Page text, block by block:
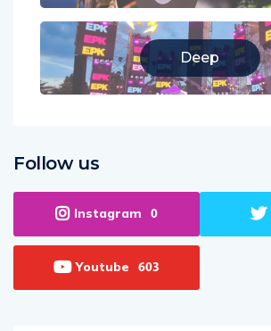
Deep
Follow us
Instagram 0
Youtube 603